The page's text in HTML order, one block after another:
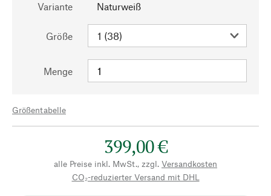
Variante Naturweiß
Größe
Menge
Größentabelle
399,00 €
alle Preise inkl. MwSt., zzgl. Versandkosten
CO₂-reduzierter Versand mit DHL